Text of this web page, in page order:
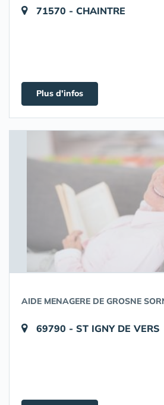
71570 - CHAINTRE
Plus d'infos
AIDE MENAGERE DE GROSNE
69790 - ST IGNY DE VERS